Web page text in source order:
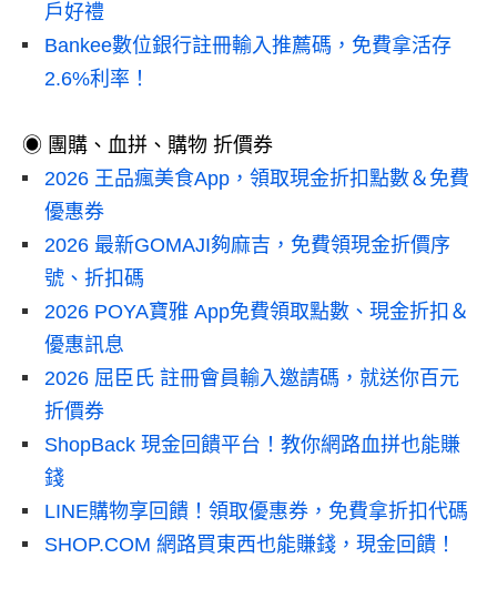
戶好禮
Bankee數位銀行註冊輸入推薦碼，免費拿活存
2.6%利率！
◉ 團購、血拼、購物 折價券
2026 王品瘋美食App，領取現金折扣點數＆免費
優惠券
2026 最新GOMAJI夠麻吉，免費領現金折價序
號、折扣碼
2026 POYA寶雅 App免費領取點數、現金折扣＆
優惠訊息
2026 屈臣氏 註冊會員輸入邀請碼，就送你百元
折價券
ShopBack 現金回饋平台！教你網路血拼也能賺
錢
LINE購物享回饋！領取優惠券，免費拿折扣代碼
SHOP.COM 網路買東西也能賺錢，現金回饋！